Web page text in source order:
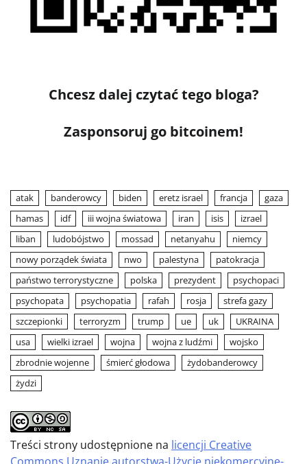
Chcesz dalej czytać tego bloga?
Zasponsoruj go bitcoinem!
atak banderowcy biden eretz israel francja
gaza
hamas
idf iii wojna światowa iran isis
izrael
liban
ludobójstwo mossad netanyahu
niemcy
nowy porządek świata
nwo palestyna
patokracja
państwo terrorystyczne
polska prezydent
psychopaci
psychopata
psychopatia rafah rosja
strefa gazy
szczepionki
terroryzm trump ue uk
UKRAINA
usa
wielki izrael wojna wojna z ludźmi
wojsko
zbrodnie wojenne
śmierć głodowa
żydobanderowcy
żydzi
Treści strony udostępnione na licencji Creative